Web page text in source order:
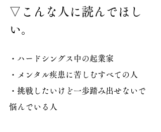
▽こんな人に読んでほし
い。
・ハードシングス中の起業家
・メンタル疾患に苦しむすべての人
・挑戦したいけど一歩踏み出せないで
悩んでいる人